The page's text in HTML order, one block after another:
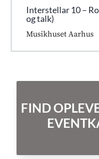
Interstellar 10 –
og talk)
Musikhuset Aarhus
FIND